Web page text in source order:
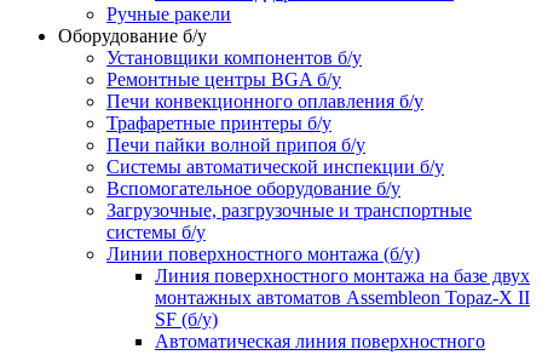
Ручные ракели
Оборудование б/у
Установщики компонентов б/у
Ремонтные центры BGA б/у
Печи конвекционного оплавления б/у
Трафаретные принтеры б/у
Печи пайки волной припоя б/у
Системы автоматической инспекции б/у
Вспомогательное оборудование б/у
Загрузочные, разгрузочные и транспортные
системы б/у
Линии поверхностного монтажа (б/у)
Линия поверхностного монтажа на базе двух
монтажных автоматов Assembleon Topaz-X II
SF (б/у)
Автоматическая линия поверхностного